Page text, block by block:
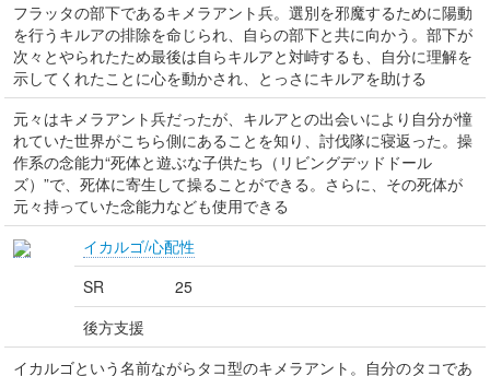
フラッタの部下であるキメラアント兵。選別を邪魔するために陽動
を行うキルアの排除を命じられ、自らの部下と共に向かう。部下が
次々とやられたため最後は自らキルアと対峙するも、自分に理解を
示してくれたことに心を動かされ、とっさにキルアを助ける
元々はキメラアント兵だったが、キルアとの出会いにより自分が憧
れていた世界がこちら側にあることを知り、討伐隊に寝返った。操
作系の念能力“死体と遊ぶな子供たち（リビングデッドドール
ズ）”で、死体に寄生して操ることができる。さらに、その死体が
元々持っていた念能力なども使用できる
イカルゴ/心配性
SR
25
後方支援
イカルゴという名前ながらタコ型のキメラアント。自分のタコであ